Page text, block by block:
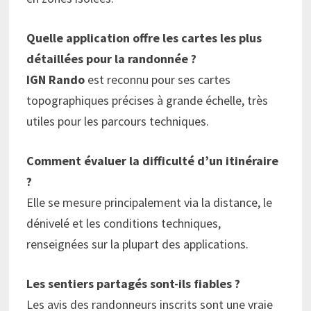
Quelle application offre les cartes les plus
détaillées pour la randonnée ?
IGN Rando est reconnu pour ses cartes
topographiques précises à grande échelle, très
utiles pour les parcours techniques.
Comment évaluer la difficulté d’un itinéraire
?
Elle se mesure principalement via la distance, le
dénivelé et les conditions techniques,
renseignées sur la plupart des applications.
Les sentiers partagés sont-ils fiables ?
Les avis des randonneurs inscrits sont une vraie